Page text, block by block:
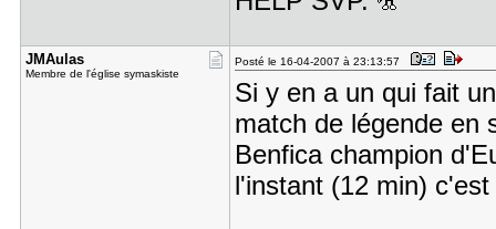
JMAulas
Membre de l'église symaskiste
Posté le 16-04-2007 à 23:13:57
Si y en a un qui fait
match de légende en
Benfica champion
l'instant (12 min)